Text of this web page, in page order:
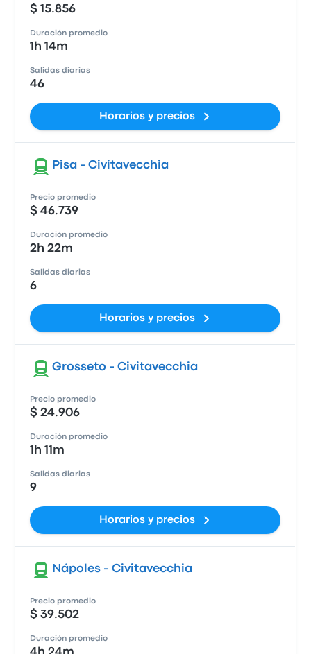
$ 15.856
Duración promedio
1h 14m
Salidas diarias
46
Horarios y precios
Pisa - Civitavecchia
Precio promedio
$ 46.739
Duración promedio
2h 22m
Salidas diarias
6
Horarios y precios
Grosseto - Civitavecchia
Precio promedio
$ 24.906
Duración promedio
1h 11m
Salidas diarias
9
Horarios y precios
Nápoles - Civitavecchia
Precio promedio
$ 39.502
Duración promedio